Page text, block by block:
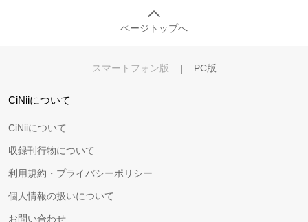
ページトップへ
スマートフォン版 | PC版
CiNiiについて
CiNiiについて
収録刊行物について
利用規約・プライバシーポリシー
個人情報の扱いについて
お問い合わせ